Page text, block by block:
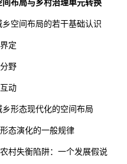
间布局与乡村治理单元转换
空间布局的若干基础认识
定
野
动
形态现代化的空间布局
态演化的一般规律
村失衡陷阱：一个发展假说